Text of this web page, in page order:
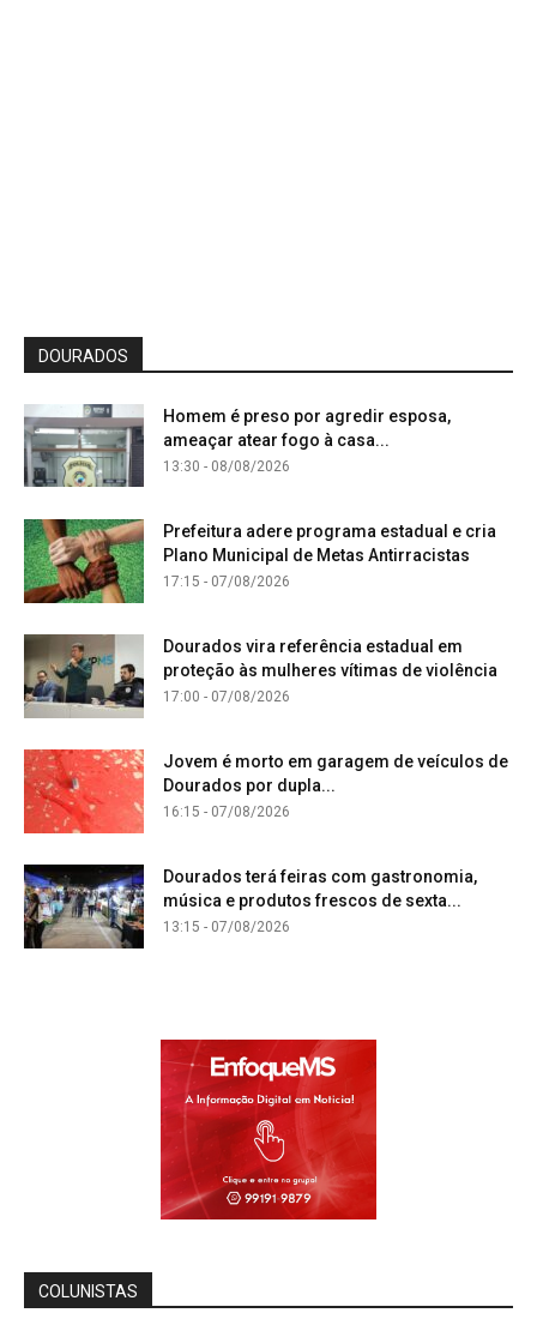
DOURADOS
Homem é preso por agredir esposa,
ameaçar atear fogo à casa...
13:30 - 08/08/2026
Prefeitura adere programa estadual e cria
Plano Municipal de Metas Antirracistas
17:15 - 07/08/2026
Dourados vira referência estadual em
proteção às mulheres vítimas de violência
17:00 - 07/08/2026
Jovem é morto em garagem de veículos de
Dourados por dupla...
16:15 - 07/08/2026
Dourados terá feiras com gastronomia,
música e produtos frescos de sexta...
13:15 - 07/08/2026
COLUNISTAS